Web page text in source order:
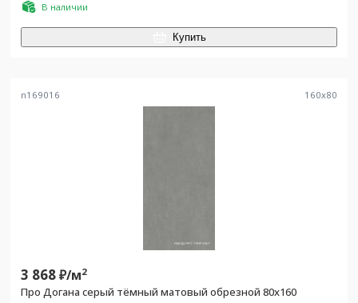
В наличии
Купить
n169016 160x80
3 868₽/м2
Про Догана серый тёмный матовый обрезной 80x160